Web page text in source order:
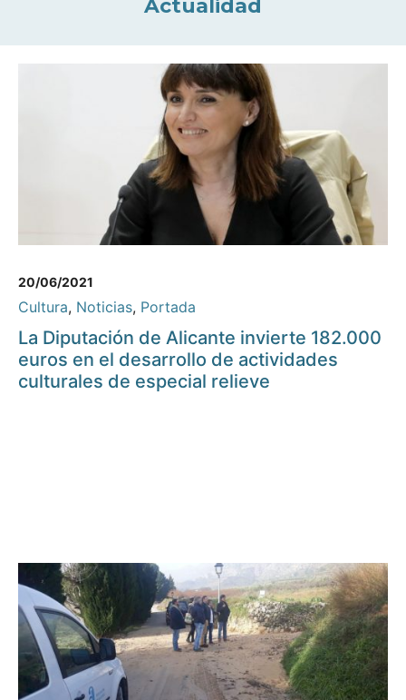
Actualidad
20/06/2021
Cultura, Noticias, Portada
La Diputación de Alicante invierte 182.000
euros en el desarrollo de actividades
culturales de especial relieve